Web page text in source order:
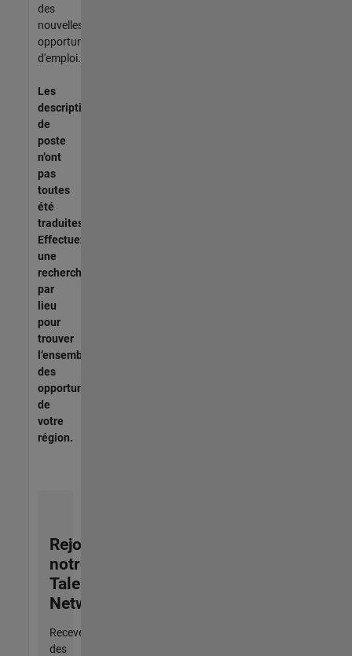
des
nouvelles
opportunités
d'emploi.
Les
descriptions
de
poste
n’ont
pas
toutes
été
traduites.
Effectuez
une
recherche
par
lieu
pour
trouver
l’ensemble
des
opportunités
de
votre
région.
Rejoignez
notre
Talent
Network
Recevez
des